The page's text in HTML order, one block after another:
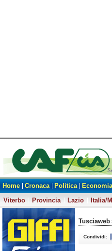
Home Cronaca Politica Economia
Viterbo
Provincia Lazio Italia/
Tusciaweb
Condividi: